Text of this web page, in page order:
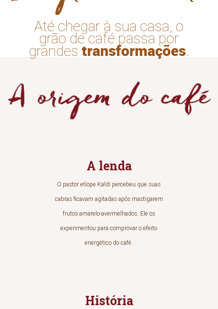
Até chegar à sua casa, o
grão de café passa por
grandes transformações.
A lenda
O pastor etíope Kaldi percebeu que suas
cabras ficavam agitadas após mastigarem
frutos amarelo-avermelhados. Ele os
experimentou para comprovar o efeito
energético do café.
História